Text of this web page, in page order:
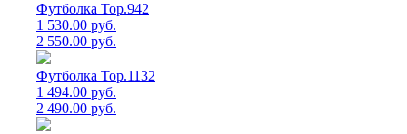
Футболка Top.942
1 530.00 руб.
2 550.00 руб.
Футболка Top.1132
1 494.00 руб.
2 490.00 руб.